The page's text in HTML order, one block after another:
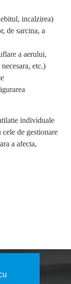
incalzirea)
de sarcina, a
a aerului,
etc.)
individuale
de gestionare
a afecta,